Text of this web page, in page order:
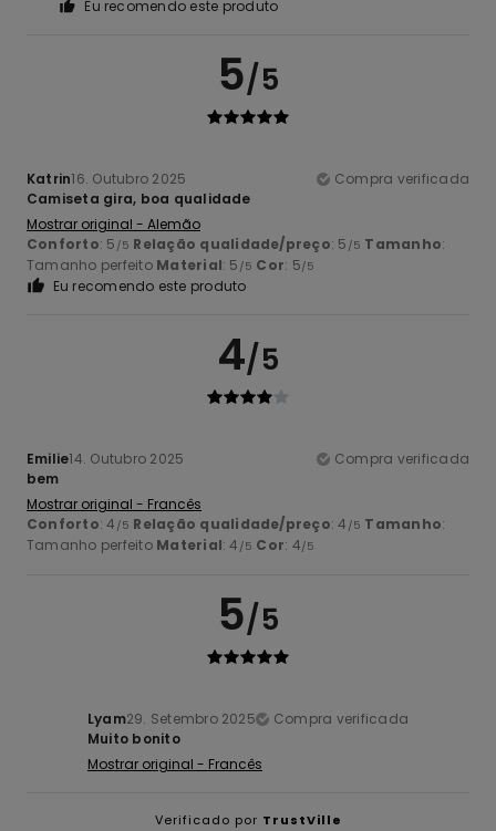
Eu recomendo este produto
5/5
Katrin16. Outubro 2025
Compra verificada
Camiseta gira, boa qualidade
Mostrar original - Alemão
Conforto: 5 /5 Relação qualidade/preço: 5 /5 Tamanho:
Tamanho perfeito Material: 5 /5 Cor: 5/5
Eu recomendo este produto
4/5
Emilie14. Outubro 2025
Compra verificada
bem
Mostrar original - Francês
Conforto: 4 /5 Relação qualidade/preço: 4 /5 Tamanho:
Tamanho perfeito Material: 4 /5 Cor: 4/5
5/5
Lyam29. Setembro 2025
Compra verificada
Muito bonito
Mostrar original - Francês
Verificado por TrustVille